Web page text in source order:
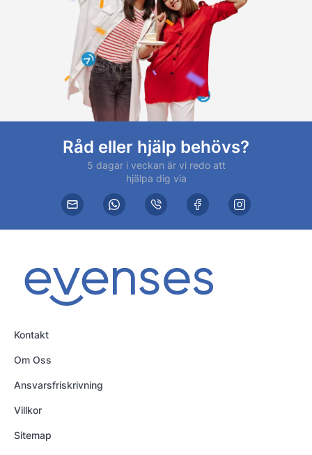
Råd eller hjälp behövs?
5 dagar i veckan är vi redo att
hjälpa dig via
Kontakt
Om Oss
Ansvarsfriskrivning
Villkor
Sitemap